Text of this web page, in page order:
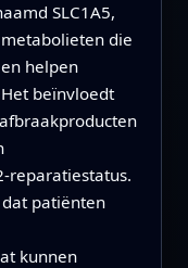
SLC1A5,
die
helpen
beïnvloedt
reparatiestatus.
patiënten
kunnen